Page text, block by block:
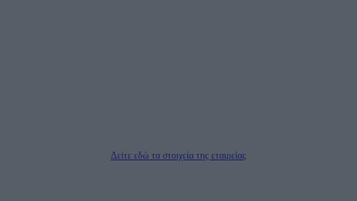
Δείτε εδώ τα στοιχεία της εταιρείας